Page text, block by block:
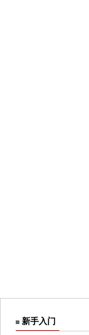
新手入门